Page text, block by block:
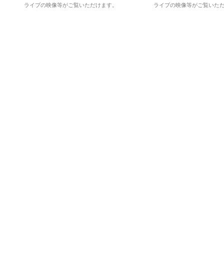
ライブの映像等がご覧いただけます。 ライブの映像等がご覧いた